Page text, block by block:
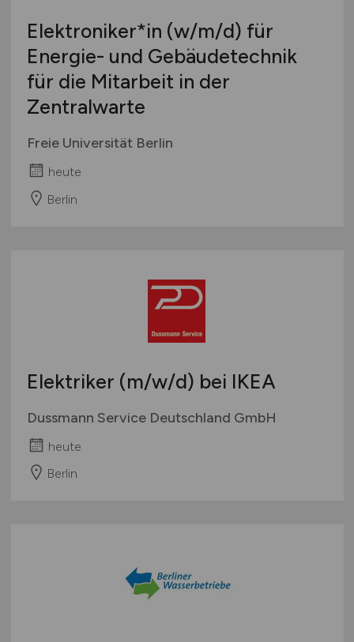
Elektroniker*in (w/m/d) für
Energie- und Gebäudetechnik
für die Mitarbeit in der
Zentralwarte
Freie Universität Berlin
heute
Berlin
Elektriker (m/w/d) bei IKEA
Dussmann Service Deutschland GmbH
heute
Berlin